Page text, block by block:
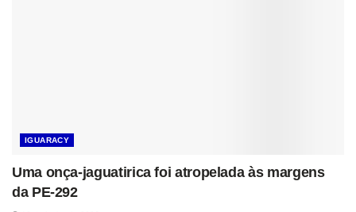
IGUARACY
Uma onça-jaguatirica foi atropelada às margens
da PE-292